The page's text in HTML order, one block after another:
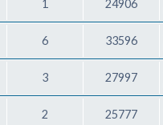
1 24906
6 33596
3 27997
2 25777